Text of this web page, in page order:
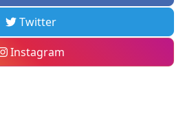
Twitter
Instagram